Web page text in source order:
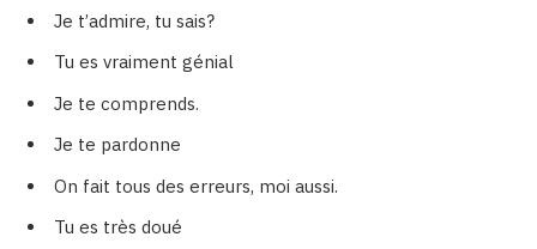
Je t’admire, tu sais?
Tu es vraiment génial
Je te comprends.
Je te pardonne
On fait tous des erreurs, moi aussi.
Tu es très doué